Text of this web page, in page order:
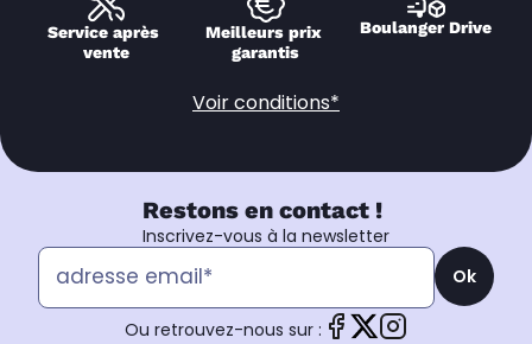
Service après
vente
Meilleurs prix
garantis
Boulanger Drive
Voir conditions*
Restons en contact !
Inscrivez-vous à la newsletter
Ok
Ou retrouvez-nous sur :